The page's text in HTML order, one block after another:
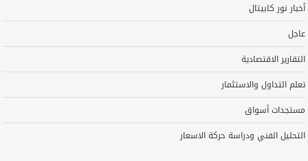
أخبار نور كابيتال
عاجل
التقارير الاقتصادية
تعلم التداول والاستثمار
مستجدات أسواق
التحليل الفني ودراسة حركة الاسعار